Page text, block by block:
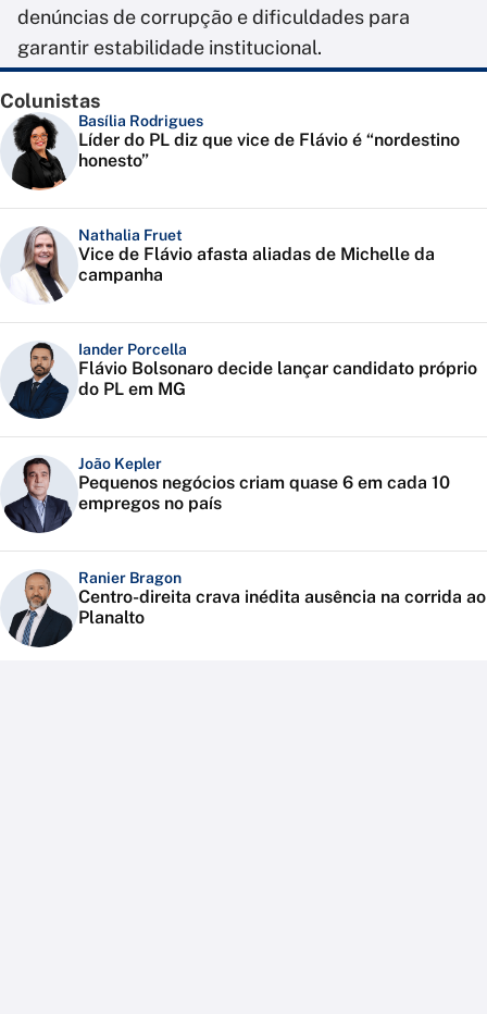
denúncias de corrupção e dificuldades para
garantir estabilidade institucional.
Colunistas
Basília Rodrigues
Líder do PL diz que vice de Flávio é “nordestino
honesto”
Nathalia Fruet
Vice de Flávio afasta aliadas de Michelle da
campanha
Iander Porcella
Flávio Bolsonaro decide lançar candidato próprio
do PL em MG
João Kepler
Pequenos negócios criam quase 6 em cada 10
empregos no país
Ranier Bragon
Centro-direita crava inédita ausência na corrida ao
Planalto